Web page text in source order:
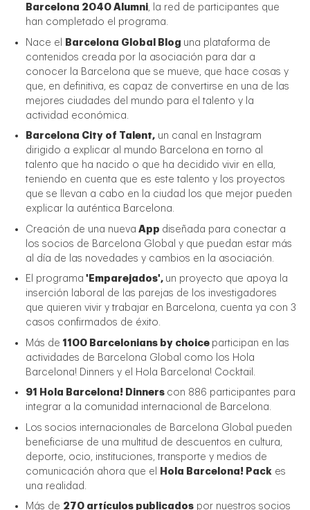
Barcelona 2040 Alumni, la red de participantes que
han completado el programa.
Nace el
Barcelona Global Blog una plataforma de
contenidos creada por la asociación para dar a
conocer la Barcelona que se mueve, que hace cosas y
que, en definitiva, es capaz de convertirse en una de las
mejores ciudades del mundo para el talento y la
actividad económica.
Barcelona City of Talent, un canal en Instagram
dirigido a explicar al mundo Barcelona en torno al
talento que ha nacido o que ha decidido vivir en ella,
teniendo en cuenta que es este talento y los proyectos
que se llevan a cabo en la ciudad los que mejor pueden
explicar la auténtica Barcelona.
Creación de una nueva App diseñada para conectar a
los socios de Barcelona Global y que puedan estar más
al día de las novedades y cambios en la asociación.
El programa 'Emparejados', un proyecto que apoya la
inserción laboral de las parejas de los investigadores
que quieren vivir y trabajar en Barcelona, cuenta ya con 3
casos confirmados de éxito.
Más de 1100 Barcelonians by choice participan en las
actividades de Barcelona Global como los Hola
Barcelona! Dinners y el Hola Barcelona! Cocktail.
91 Hola Barcelona! Dinners con 886 participantes para
integrar a la comunidad internacional de Barcelona.
Los socios internacionales de Barcelona Global pueden
beneficiarse de una multitud de descuentos en cultura,
deporte, ocio, instituciones, transporte y medios de
comunicación ahora que el
Hola Barcelona! Pack es
una realidad.
Más de 270 artículos publicados por nuestros socios